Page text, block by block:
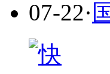
07-22·